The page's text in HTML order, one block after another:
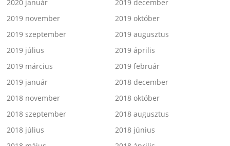
2020 január
2019 december
2019 november
2019 október
2019 szeptember
2019 augusztus
2019 július
2019 április
2019 március
2019 február
2019 január
2018 december
2018 november
2018 október
2018 szeptember
2018 augusztus
2018 július
2018 június